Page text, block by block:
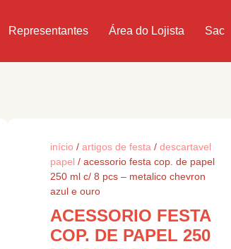
Representantes Área do Lojista Sac
início / artigos de festa / descartavel
papel / acessorio festa cop. de papel
250 ml c/ 8 pcs – metalico chevron
azul e ouro
ACESSORIO FESTA
COP. DE PAPEL 250